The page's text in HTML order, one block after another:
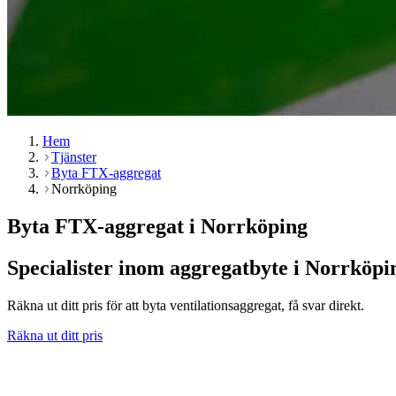
Hem
Tjänster
Byta FTX-aggregat
Norrköping
Byta FTX-aggregat i Norrköping
Specialister inom aggregatbyte i
Räkna ut ditt pris för att byta ventilationsaggregat, få svar direkt.
Räkna ut ditt pris